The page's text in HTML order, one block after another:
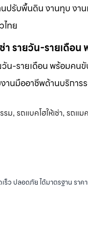
ปรับพื้นดิน งานทุบ ง
ไทย
า รายวัน-รายเดื
น-รายเดือน พร้อมค
านมืออาชีพด้านบริการ
รม, รถแบคโฮให้เช่า, รถแม
ปลอดภัย ได้มาตรฐาน ราค